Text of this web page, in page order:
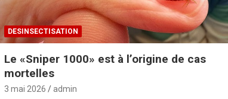
DESINSECTISATION
Le «Sniper 1000» est à l’origine de cas
mortelles
3 mai 2026 admin